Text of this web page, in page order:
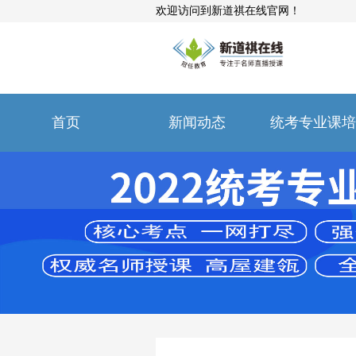
欢迎访问到新道祺在线官网！
首页 新闻动态 统考专业课